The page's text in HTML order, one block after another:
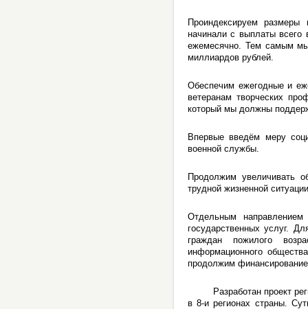
Проиндексируем
начинали с выплаты всего
ежемесячно. Тем самым
миллиардов рублей.
Обеспечим ежегодные и
ветеранам творческих
который мы должны
Впервые введём меру
военной службы.
Продолжим увеличивать
трудной жизненной
Отдельным
государственных услуг.
граждан пожилого
информационного
продолжим финансирование
Разработан проект
в 8-и регионах страны.